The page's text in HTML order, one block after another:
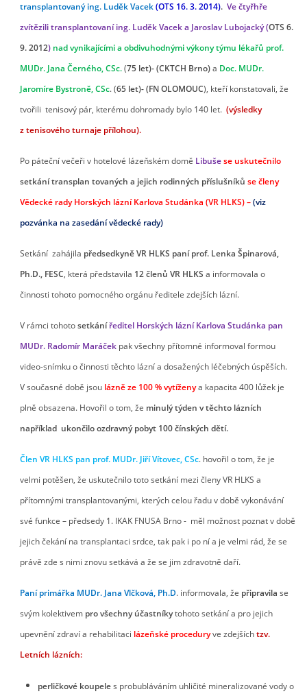
transplantovaný ing. Luděk Vacek(OTS 16. 3. 2014). Ve čtyřhře
zvítězili transplantovaní ing. Luděk Vacek a Jaroslav Lubojacký (OTS 6.
9. 2012) nad vynikajícími a obdivuhodnými výkony týmu lékařů prof.
MUDr. Jana Černého, CSc.(75 let)- (CKTCH Brno)a Doc. MUDr.
Jaromíre Bystroně, CSc. (65 let)- (FN OLOMOUC), kteří konstatovali, že
tvořili tenisový pár, kterému dohromady bylo 140 let. (výsledky
z tenisového turnaje přílohou).
Po páteční večeři v hotelové lázeňském domě Libušese uskutečnilo
setkání transplan tovaných a jejich rodinných příslušníků se členy
Vědecké rady Horských lázní Karlova Studánka (VR HLKS) –(viz
pozvánka na zasedání vědecké rady)
Setkání zahájila předsedkyně VR HLKS paní prof. Lenka Špinarová,
Ph.D., FESC, která představila 12 členů VR HLKS a informovala o
činnosti tohoto pomocného orgánu ředitele zdejších lázní.
V rámci tohotosetkáníředitel Horských lázní Karlova Studánka pan
MUDr. Radomír Maráček pak všechny přítomné informoval formou
video-snímku o činnosti těchto lázní a dosažených léčebných úspěších.
V současné době jsou lázně ze 100 % vytíženya kapacita 400 lůžek je
plně obsazena. Hovořil o tom, že minulý týden v těchto lázních
například ukončilo ozdravný pobyt 100 čínských dětí.
Člen VR HLKS pan prof. MUDr. Jiří Vítovec, CSc. hovořil o tom, že je
velmi potěšen, že uskutečnilo toto setkání mezi členy VR HLKS a
přítomnými transplantovanými, kterých celou řadu v době vykonávání
své funkce – předsedy 1. IKAK FNUSA Brno - měl možnost poznat v době
jejich čekání na transplantaci srdce, tak pak i po ní a je velmi rád, že se
právě zde s nimi znovu setkává a že se jim zdravotně daří.
Paní primářka MUDr. Jana Vlčková, Ph.D. informovala, že připravila se
svým kolektivem pro všechny účastníkytohoto setkání a pro jejich
upevnění zdraví a rehabilitaci lázeňské proceduryve zdejšíchtzv.
Letních lázních:
perličkové koupeles probubláváním uhličité mineralizované vody o